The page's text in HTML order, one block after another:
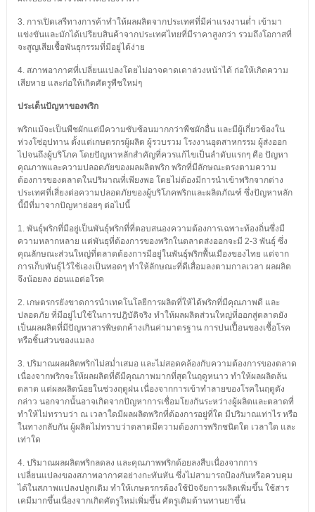
3. การเปิดเสรีทางการค้าทำให้ผลผลิตจากประเทศที่มีค่าแรงงานต่ำ เข้ามา
แข่งขันและมักได้เปรียบสินค้าจากประเทศไทยที่มีราคาสูงกว่า รวมถึงโอกาสที่
จะสูญเสียเชื้อพันธุกรรมที่มีอยู่ได้ง่าย
4. สภาพอากาศที่เปลี่ยนแปลงโดยไม่อาจคาดเดาล่วงหน้าได้ ก่อให้เกิดความ
เสียหาย และก่อให้เกิดศัตรูพืชใหม่ๆ
ประเด็นปัญหาของพริก
พริกแม้จะเป็นพืชผักแต่มีความซับซ้อนมากกว่าพืชผักอื่น และมีผู้เกี่ยวข้องใน
ห่วงโซ่อุปทาน ตั้งแต่เกษตรกรผู้ผลิต ผู้รวบรวม โรงงานอุตสาหกรรม ผู้ส่งออก
ไปจนถึงผู้บริโภค โดยปัญหาหลักสำคัญที่ควรแก้ไขเป็นลำดับแรกๆ คือ ปัญหา
คุณภาพและความปลอดภัยของผลผลิตพริก พริกที่มีลักษณะตรงตามความ
ต้องการของตลาดในปริมาณที่เพียงพอ โดยไม่ต้องมีการนำเข้าพริกจากต่าง
ประเทศที่เสี่ยงต่อความปลอดภัยของผู้บริโภคพริกและผลิตภัณฑ์ ซึ่งปัญหาหลัก
นี้มีที่มาจากปัญหาย่อยๆ ต่อไปนี้
1. พันธุ์พริกที่มีอยู่เป็นพันธุ์พริกที่ที่ตอบสนองความต้องการเฉพาะท้องถิ่นซึ่งมี
ความหลากหลาย แต่พันธุที่ต้องการของพริกในตลาดส่งออกจะมี 2-3 พันธุ์ ซึ่ง
คุณลักษณะส่วนใหญ่ที่ตลาดต้องการมีอยู่ในพันธุ์พริกพื้นเมืองของไทย แต่จาก
การเก็บพันธุ์ไว้ใช้เองเป็นทอดๆ ทำให้ลักษณะที่ดีเสื่อมลงตามกาลเวลา ผลผลิต
จึงน้อยลง อ่อนแอต่อโรค
2. เกษตรกรยังขาดการนำเทคโนโลยีการผลิตที่ให้ได้พริกที่มีคุณภาพดี และ
ปลอดภัย ที่มีอยู่ไปใช้ในการปฎิบัติจริง ทำให้ผลผลิตส่วนใหญ่ที่ออกสู่ตลาดยัง
เป็นผลผลิตที่มีปัญหาสารพิษตกค้างเกินค่ามาตรฐาน การปนเปื้อนของเชื้อโรค
หรือชิ้นส่วนของแมลง
3. ปริมาณผลผลิตพริกไม่สม่ำเสมอ และไม่สอดคล้องกับความต้องการของตลาด
เนื่องจากพริกจะให้ผลผลิตที่ดีมีคุณภาพมากที่สุดในฤดูหนาว ทำให้ผลผลิตล้น
ตลาด แต่ผลผลิตน้อยในช่วงฤดูฝน เนื่องจากการเข้าทำลายของโรคในฤดูดัง
กล่าว นอกจากนั้นอาจเกิดจากปัญหาการเชื่อมโยงกันระหว่างผู้ผลิตและตลาดที่
ทำให้ไม่ทราบว่า ณ เวลาใดมีผลผลิตพริกที่ต้องการอยู่ที่ใด มีปริมาณเท่าไร หรือ
ในทางกลับกัน ผู้ผลิตไม่ทราบว่าตลาดมีความต้องการพริกชนิดใด เวลาใด และ
เท่าใด
4. ปริมาณผลผลิตพริกลดลง และคุณภาพพริกด้อยลงสืบเนื่องจากการ
เปลี่ยนแปลงของสภาพอากาศอย่างกะทันหัน ซึ่งไม่สามารถป้องกันหรือควบคุม
ได้ในสภาพแปลงปลูกเดิม ทำให้เกษตรกรต้องใช้ปัจจัยการผลิตเพิ่มขึ้น ใช้สาร
เคมีมากขึ้นเนื่องจากเกิดศัตรูใหม่เพิ่มขึ้น ศัตรูเดิมต้านทานยาขึ้น